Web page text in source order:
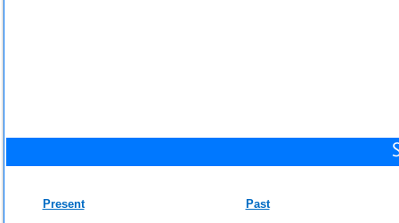
Present
Past